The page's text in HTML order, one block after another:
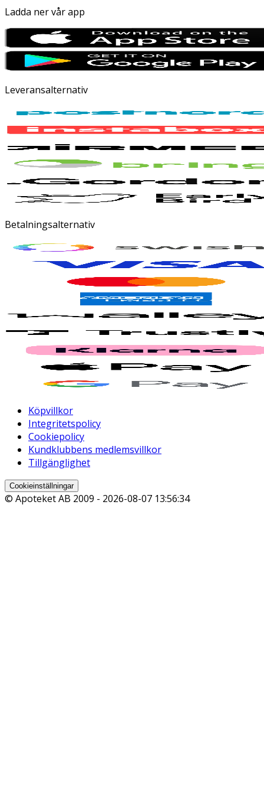
Ladda ner vår app
Leveransalternativ
Betalningsalternativ
Köpvillkor
Integritetspolicy
Cookiepolicy
Kundklubbens medlemsvillkor
Tillgänglighet
Cookieinställningar
© Apoteket AB 2009 - 2026-08-07 13:56:34